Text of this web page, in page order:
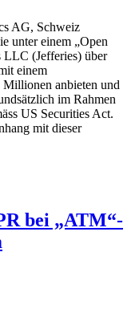
AG, Schweiz
unter einem „Open
LLC (Jefferies) über
einem
anbieten und
im Rahmen
US Securities Act.
mit dieser
bei „ATM“-